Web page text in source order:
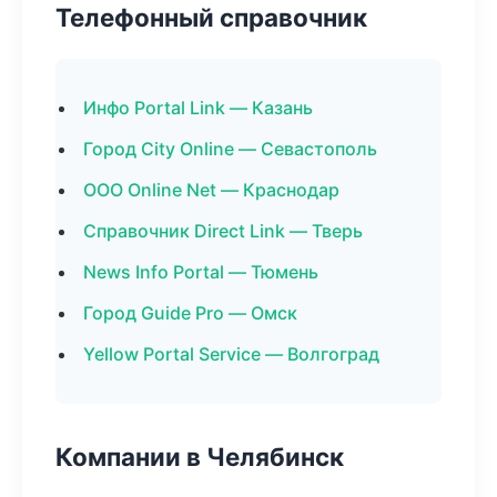
Телефонный справочник
Инфо Portal Link — Казань
Город City Online — Севастополь
ООО Online Net — Краснодар
Справочник Direct Link — Тверь
News Info Portal — Тюмень
Город Guide Pro — Омск
Yellow Portal Service — Волгоград
Компании в Челябинск